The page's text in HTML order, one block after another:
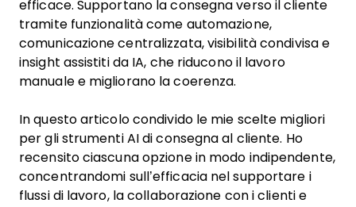
efficace. Supportano la consegna verso il cliente
tramite funzionalità come automazione,
comunicazione centralizzata, visibilità condivisa e
insight assistiti da IA, che riducono il lavoro
manuale e migliorano la coerenza.
In questo articolo condivido le mie scelte migliori
per gli strumenti AI di consegna al cliente. Ho
recensito ciascuna opzione in modo indipendente,
concentrandomi sull’efficacia nel supportare i
flussi di lavoro, la collaborazione con i clienti e